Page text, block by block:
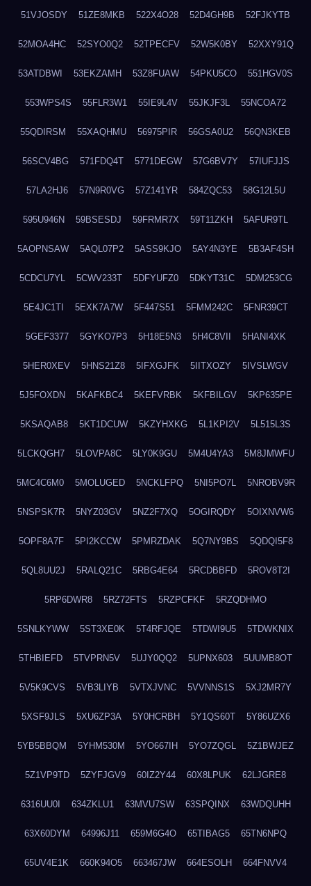
51VJOSDY 51ZE8MKB 522X4O28 52D4GH9B 52FJKYTB
52MOA4HC 52SYO0Q2 52TPECFV 52W5K0BY 52XXY91Q
53ATDBWI 53EKZAMH 53Z8FUAW 54PKU5CO 551HGV0S
553WPS4S 55FLR3W1 55IE9L4V 55JKJF3L 55NCOA72
55QDIRSM 55XAQHMU 56975PIR 56GSA0U2 56QN3KEB
56SCV4BG 571FDQ4T 5771DEGW 57G6BV7Y 57IUFJJS
57LA2HJ6 57N9R0VG 57Z141YR 584ZQC53 58G12L5U
595U946N 59BSESDJ 59FRMR7X 59T11ZKH 5AFUR9TL
5AOPNSAW 5AQL07P2 5ASS9KJO 5AY4N3YE 5B3AF4SH
5CDCU7YL 5CWV233T 5DFYUFZ0 5DKYT31C 5DM253CG
5E4JC1TI 5EXK7A7W 5F447S51 5FMM242C 5FNR39CT
5GEF3377 5GYKO7P3 5H18E5N3 5H4C8VII 5HANI4XK
5HER0XEV 5HNS21Z8 5IFXGJFK 5IITXOZY 5IVSLWGV
5J5FOXDN 5KAFKBC4 5KEFVRBK 5KFBILGV 5KP635PE
5KSAQAB8 5KT1DCUW 5KZYHXKG 5L1KPI2V 5L515L3S
5LCKQGH7 5LOVPA8C 5LY0K9GU 5M4U4YA3 5M8JMWFU
5MC4C6M0 5MOLUGED 5NCKLFPQ 5NI5PO7L 5NROBV9R
5NSPSK7R 5NYZ03GV 5NZ2F7XQ 5OGIRQDY 5OIXNVW6
5OPF8A7F 5PI2KCCW 5PMRZDAK 5Q7NY9BS 5QDQI5F8
5QL8UU2J 5RALQ21C 5RBG4E64 5RCDBBFD 5ROV8T2I
5RP6DWR8 5RZ72FTS 5RZPCFKF 5RZQDHMO
5SNLKYWW 5ST3XE0K 5T4RFJQE 5TDWI9U5 5TDWKNIX
5THBIEFD 5TVPRN5V 5UJY0QQ2 5UPNX603 5UUMB8OT
5V5K9CVS 5VB3LIYB 5VTXJVNC 5VVNNS1S 5XJ2MR7Y
5XSF9JLS 5XU6ZP3A 5Y0HCRBH 5Y1QS60T 5Y86UZX6
5YB5BBQM 5YHM530M 5YO667IH 5YO7ZQGL 5Z1BWJEZ
5Z1VP9TD 5ZYFJGV9 60IZ2Y44 60X8LPUK 62LJGRE8
6316UU0I 634ZKLU1 63MVU7SW 63SPQINX 63WDQUHH
63X60DYM 64996J11 659M6G4O 65TIBAG5 65TN6NPQ
65UV4E1K 660K94O5 663467JW 664ESOLH 664FNVV4